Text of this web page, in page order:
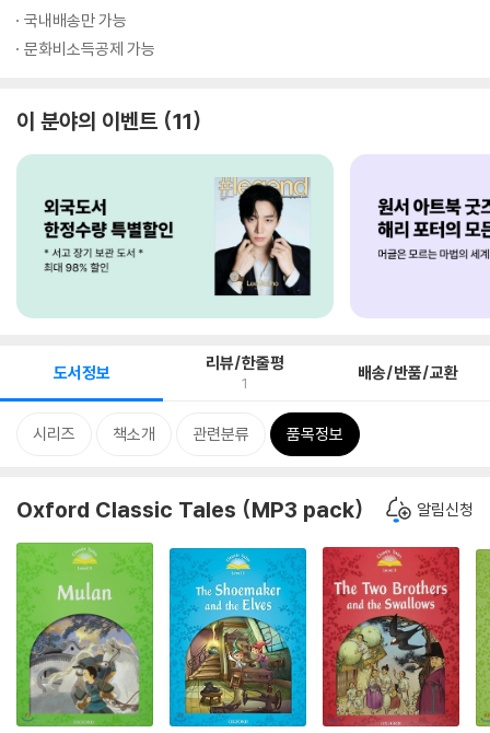
국내배송만 가능
문화비소득공제 가능
이 분야의 이벤트 11
도서정보 리뷰/한줄평
1 배송/반품/교환
시리즈 책소개 관련분류 품목정보
Oxford Classic Tales (MP3 pack) 알림신청